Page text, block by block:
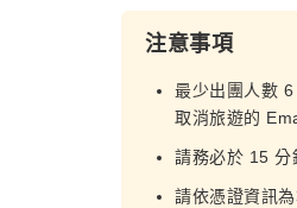
注意事項
最少出團人數
取消旅遊的
請務必於 15 分
請依憑證資訊為